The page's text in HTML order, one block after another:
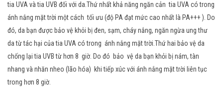
tia UVA và tia UVB đối với da.Thứ nhất khả năng ngăn cản tia UVA có trong
ánh nắng mặt trời một cách tối ưu (độ PA đạt mức cao nhất là PA+++ ). Do
đó, da bạn được bảo vệ khỏi bị đen, sạm, cháy nắng, ngăn ngừa ung thư
da từ tác hại của tia UVA có trong ánh nắng mặt trời.Thứ hai bảo vệ da
chống lại tia UVB từ hơn 8 giờ. Do đó bảo vệ da bạn khỏi bị nám, tàn
nhang và nhăn nheo (lão hóa) khi tiếp xúc với ánh nắng mặt trời liên tục
trong hơn 8 giờ.